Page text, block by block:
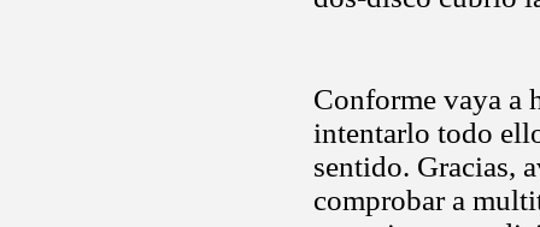
Conforme vaya a
intentarlo todo
sentido. Gracias,
comprobar a